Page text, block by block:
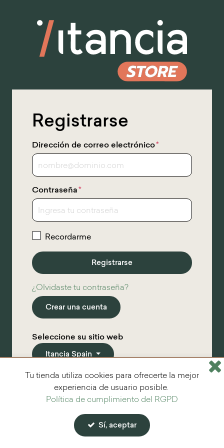
principal
Registrarse
Dirección de correo electrónico*
Contraseña*
Recordarme
¿Olvidaste tu contraseña?
Crear una cuenta
Seleccione su sitio web
Itancia Spain
* Campos obligatorios
Tu tienda utiliza cookies para ofrecerte la mejor
experiencia de usuario posible.
Política de cumplimiento del RGPD
Sí, aceptar